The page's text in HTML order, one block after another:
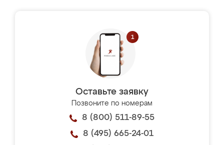
Оставьте заявку
Позвоните по номерам
8 (800) 511-89-55
8 (495) 665-24-01